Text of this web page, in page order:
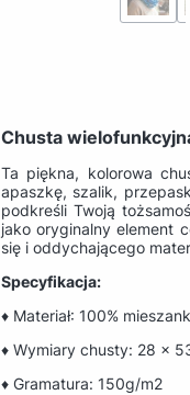
Chusta
Ta piękna, kolorowa
apaszkę, szalik,
podkreśli Twoją
jako oryginalny element
się i oddychającego
Specyfikacja:
♦ Materiał: 100%
♦ Wymiary chusty: 28 x
♦ Gramatura: 150g/m2